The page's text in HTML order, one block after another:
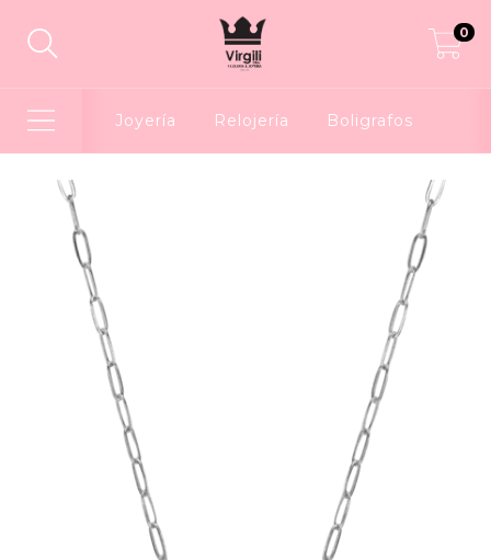
0
Joyería Relojería Boligrafos